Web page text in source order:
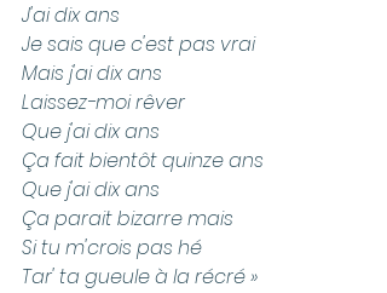
J'ai dix ans
Je sais que c'est pas vrai
Mais j'ai dix ans
Laissez-moi rêver
Que j'ai dix ans
Ça fait bientôt quinze ans
Que j'ai dix ans
Ça parait bizarre mais
Si tu m'crois pas hé
Tar' ta gueule à la récré »